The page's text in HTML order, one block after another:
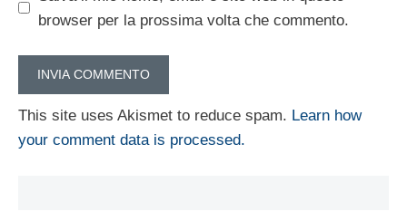
browser per la prossima volta che commento.
This site uses Akismet to reduce spam. Learn how
your comment data is processed.